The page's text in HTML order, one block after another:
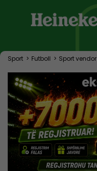
Sport > Futboll > Sport vendor